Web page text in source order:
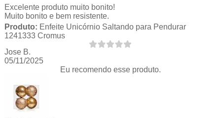
Excelente produto muito bonito!
Muito bonito e bem resistente.
Produto: Enfeite Unicórnio Saltando para Pendurar
1241333 Cromus
Jose B.
05/11/2025
Eu recomendo esse produto.